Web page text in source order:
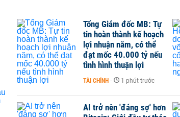
Tổng Giám đốc MB: Tự
tin hoàn thành kế hoạch
lợi nhuận năm, có thể
đạt mốc 40.000 tỷ nếu
tình hình thuận lợi
TÀI CHÍNH - 1 phút trước
AI trở nên 'đáng sợ' hơn